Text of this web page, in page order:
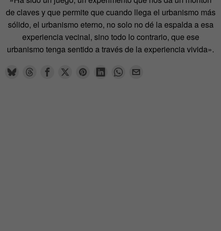
de claves y que permite que cuando llega el urbanismo más
sólido, el urbanismo eterno, no solo no dé la espalda a esa
experiencia vecinal, sino todo lo contrario, que ese
urbanismo tenga sentido a través de la experiencia vivida».